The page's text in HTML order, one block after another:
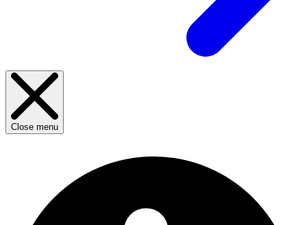
Close menu